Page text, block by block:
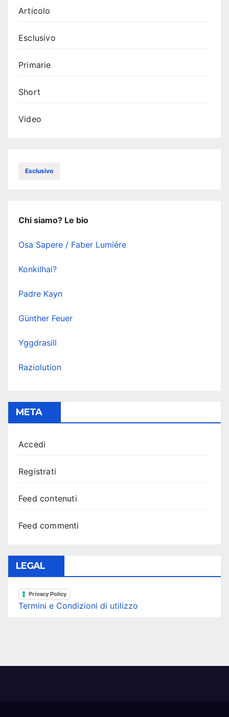
Articolo
Esclusivo
Primarie
Short
Video
Esclusivo
Chi siamo? Le bio
Osa Sapere / Faber Lumiére
Konkilhai?
Padre Kayn
Günther Feuer
Yggdrasill
Raziolution
META
Accedi
Registrati
Feed contenuti
Feed commenti
LEGAL
Privacy Policy
Termini e Condizioni di utilizzo